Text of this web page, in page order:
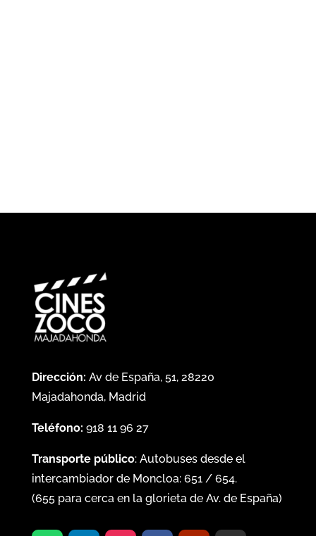
Dirección: Av de España, 51, 28220
Majadahonda, Madrid
Teléfono: 918 11 96 27
Transporte público: Autobuses desde el
intercambiador de Moncloa: 651/ 654.
(655para cerca en la glorieta de Av. de España)